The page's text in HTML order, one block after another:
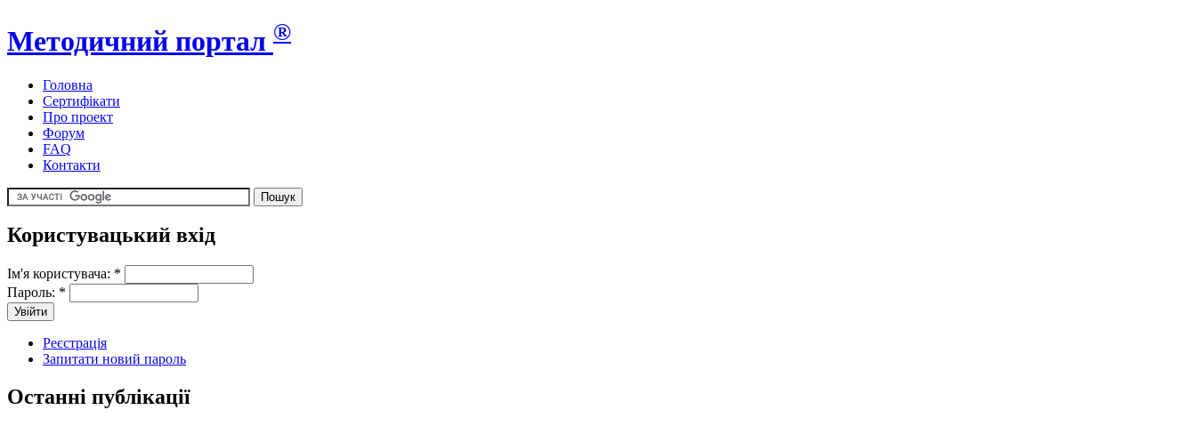
Методичний портал ®
Головна
Сертифікати
Про проект
Форум
FAQ
Контакти
Користувацький вхід
Ім'я користувача: *
Пароль: *
Реєстрація
Запитати новий пароль
Останні публікації